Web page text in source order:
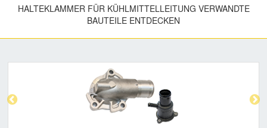
HALTEKLAMMER FÜR KÜHLMITTELLEITUNG VERWANDTE
BAUTEILE ENTDECKEN